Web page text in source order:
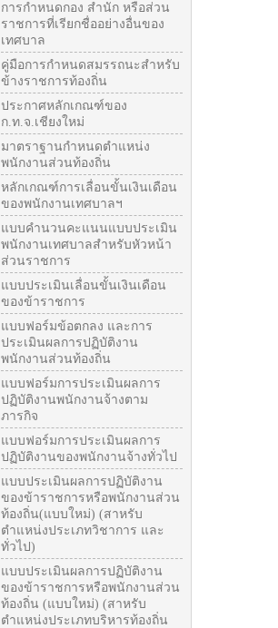
การกำหนดกอง สำนัก หรือส่วน
ราชการที่เรียกชื่ออย่างอื่นของ
เทศบาล
คู่มือการกำหนดสมรรถนะสำหรับ
ข้างราชการท้องถิ่น
ประกาศหลักเกณฑ์ของ
ก.ท.จ.เชียงใหม่
มาตราฐานกำหนดตำแหน่ง
พนักงานส่วนท้องถิ่น
หลักเกณฑ์การเลื่อนขั้นเงินเดือน
ของพนักงานเทศบาลฯ
แบบคำนวนคะแนนแบบประเมิน
พนักงานเทศบาลสำหรับหัวหน้า
ส่วนราชการ
แบบประเมินเลื่อนขั้นเงินเดือน
ของข้าราชการ
แบบฟอร์มข้อตกลง และการ
ประเมินผลการปฏิบัติงาน
พนักงานส่วนท้องถิ่น
แบบฟอร์มการประเมินผลการ
ปฏิบัติงานพนักงานจ้างตาม
ภารกิจ
แบบฟอร์มการประเมินผลการ
ปฏิบัติงานของพนักงานจ้างทั่วไป
แบบประเมินผลการปฏิบัติงาน
ของข้าราชการหรือพนักงานส่วน
ท้องถิ่น(แบบใหม่) (สาหรับ
ตำแหน่งประเภทวิชาการ และ
ทั่วไป)
แบบประเมินผลการปฏิบัติงาน
ของข้าราชการหรือพนักงานส่วน
ท้องถิ่น (แบบใหม่) (สาหรับ
ตำแหน่งประเภทบริหารท้องถิ่น